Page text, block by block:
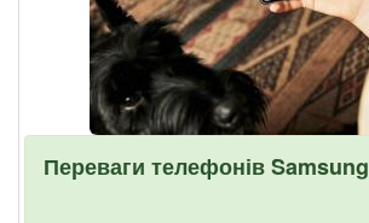
Переваги телефонів Samsung